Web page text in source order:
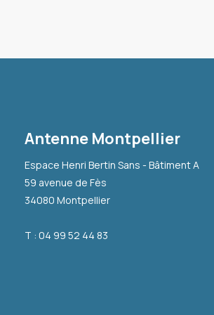
Antenne Montpellier
Espace Henri Bertin Sans - Bâtiment A
59 avenue de Fès
34080 Montpellier
T : 04 99 52 44 83